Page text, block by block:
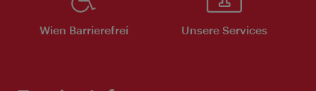
Wien Barrierefrei Unsere Services